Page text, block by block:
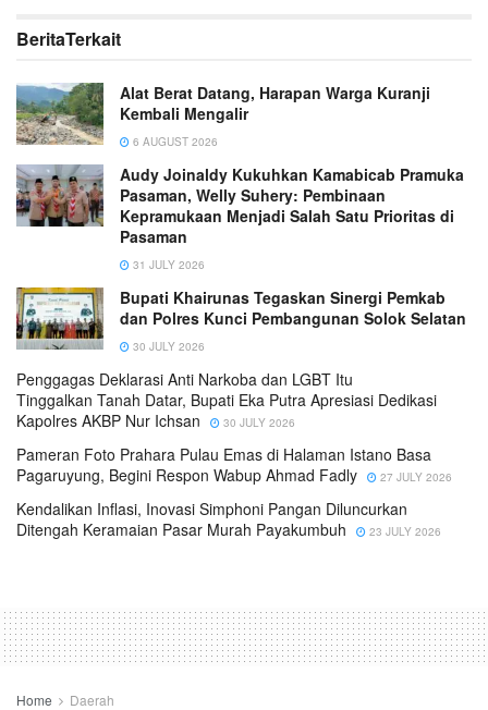
BeritaTerkait
Alat Berat Datang, Harapan Warga Kuranji
Kembali Mengalir
6 AUGUST 2026
Audy Joinaldy Kukuhkan Kamabicab Pramuka
Pasaman, Welly Suhery: Pembinaan
Kepramukaan Menjadi Salah Satu Prioritas di
Pasaman
31 JULY 2026
Bupati Khairunas Tegaskan Sinergi Pemkab
dan Polres Kunci Pembangunan Solok Selatan
30 JULY 2026
Penggagas Deklarasi Anti Narkoba dan LGBT Itu
Tinggalkan Tanah Datar, Bupati Eka Putra Apresiasi Dedikasi
Kapolres AKBP Nur Ichsan
30 JULY 2026
Pameran Foto Prahara Pulau Emas di Halaman Istano Basa
Pagaruyung, Begini Respon Wabup Ahmad Fadly
27 JULY 2026
Kendalikan Inflasi, Inovasi Simphoni Pangan Diluncurkan
Ditengah Keramaian Pasar Murah Payakumbuh
23 JULY 2026
Home Daerah